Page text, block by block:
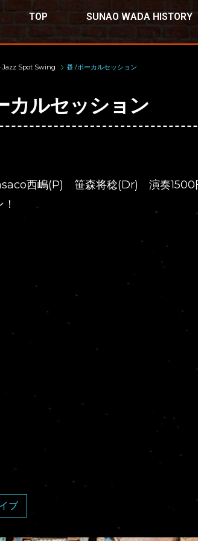
TOP SUNAO WADA HISTORY
Jazz Spot Swing 昼 /ボーカルセッション
カルセッション
西嶋(P) 笹森将稔(Dr) 演奏
ブ